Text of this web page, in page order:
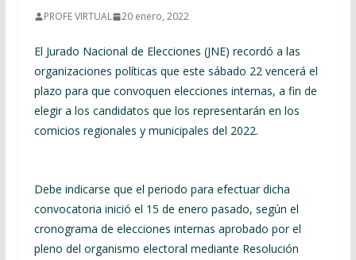
PROFE VIRTUAL 20 enero, 2022
El Jurado Nacional de Elecciones (JNE) recordó a las
organizaciones políticas que este sábado 22 vencerá el
plazo para que convoquen elecciones internas, a fin de
elegir a los candidatos que los representarán en los
comicios regionales y municipales del 2022.
Debe indicarse que el periodo para efectuar dicha
convocatoria inició el 15 de enero pasado, según el
cronograma de elecciones internas aprobado por el
pleno del organismo electoral mediante Resolución